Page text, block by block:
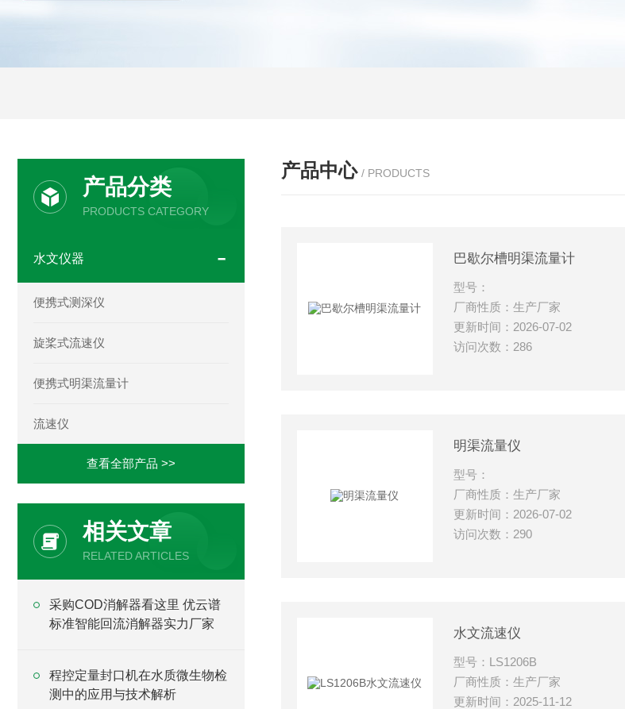
产品分类
PRODUCTS CATEGORY
水文仪器
便携式测深仪
旋桨式流速仪
便携式明渠流量计
流速仪
查看全部产品 >>
相关文章
RELATED ARTICLES
采购COD消解器看这里 优云谱
标准智能回流消解器实力厂家
程控定量封口机在水质微生物检
测中的应用与技术解析
产品中心 / PRODUCTS
巴歇尔槽明渠流量计
型号：
厂商性质：生产厂家
更新时间：2026-07-02
访问次数：286
明渠流量仪
型号：
厂商性质：生产厂家
更新时间：2026-07-02
访问次数：290
水文流速仪
型号：LS1206B
厂商性质：生产厂家
更新时间：2025-11-12